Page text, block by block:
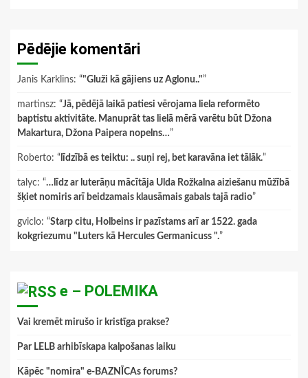
Pēdējie komentāri
Janis Karklins: “"Gluži kā gājiens uz Aglonu.."”
martinsz: “Jā, pēdējā laikā patiesi vērojama liela reformēto
baptistu aktivitāte. Manuprāt tas lielā mērā varētu būt Džona
Makartura, Džona Paipera nopelns…”
Roberto: “ līdzībā es teiktu: .. suņi rej, bet karavāna iet tālāk.”
talyc: “…līdz ar luterāņu mācītāja Ulda Rožkalna aiziešanu mūžībā
šķiet nomiris arī beidzamais klausāmais gabals tajā radio”
gviclo: “Starp citu, Holbeins ir pazīstams arī ar 1522. gada
kokgriezumu "Luters kā Hercules Germanicuss ".”
e – POLEMIKA
Vai kremēt mirušo ir kristīga prakse?
Par LELB arhibīskapa kalpošanas laiku
Kāpēc "nomira" e-BAZNĪCAs forums?